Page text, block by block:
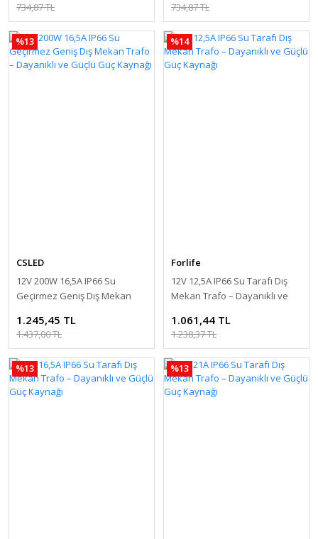
734,87 TL 734,87 TL
%13
CSLED
12V 200W 16,5A IP66 Su
Geçirmez Geniş Dış Mekan
Güç Kaynağı
1.245,45 TL
1.437,00 TL
%14
Forlife
12V 12,5A IP66 Su Tarafı Dış
Mekan Trafo – Dayanıklı ve
1.061,44 TL
1.238,37 TL
%13 %13